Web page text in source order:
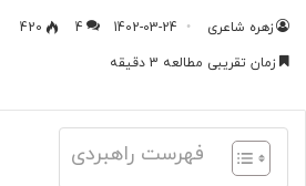
زهره شاعری 1402-03-24
4
420
زمان تقریبی مطالعه 3 دقیقه
فهرست راهبردی